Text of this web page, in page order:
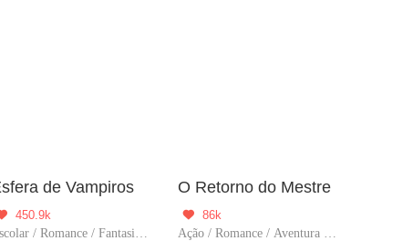
de Vampiros
450.9k
Escolar / Romance / Fantasia / Aventura / Vampiro / Garota boa
O Retorno do Mestre

86k
Ação / Romance / Aventura / Viagem no tempo